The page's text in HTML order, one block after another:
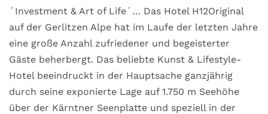
´Investment & Art of Life´… Das Hotel H12Original
auf der Gerlitzen Alpe hat im Laufe der letzten Jahre
eine große Anzahl zufriedener und begeisterter
Gäste beherbergt. Das beliebte Kunst & Lifestyle-
Hotel beeindruckt in der Hauptsache ganzjährig
durch seine exponierte Lage auf 1.750 m Seehöhe
über der Kärntner Seenplatte und speziell in der